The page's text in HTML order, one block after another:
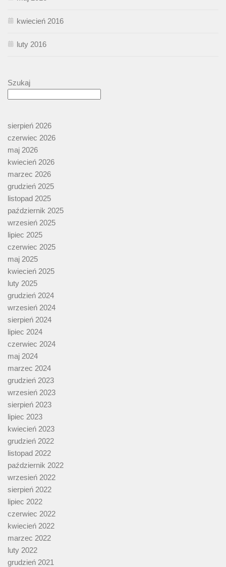
kwiecień 2016
luty 2016
Szukaj
sierpień 2026
czerwiec 2026
maj 2026
kwiecień 2026
marzec 2026
grudzień 2025
listopad 2025
październik 2025
wrzesień 2025
lipiec 2025
czerwiec 2025
maj 2025
kwiecień 2025
luty 2025
grudzień 2024
wrzesień 2024
sierpień 2024
lipiec 2024
czerwiec 2024
maj 2024
marzec 2024
grudzień 2023
wrzesień 2023
sierpień 2023
lipiec 2023
kwiecień 2023
grudzień 2022
listopad 2022
październik 2022
wrzesień 2022
sierpień 2022
lipiec 2022
czerwiec 2022
kwiecień 2022
marzec 2022
luty 2022
grudzień 2021